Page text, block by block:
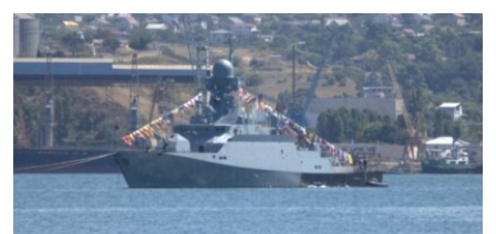
VİDEO
SÜRET
BLOGLAR
FİKİR
Русский